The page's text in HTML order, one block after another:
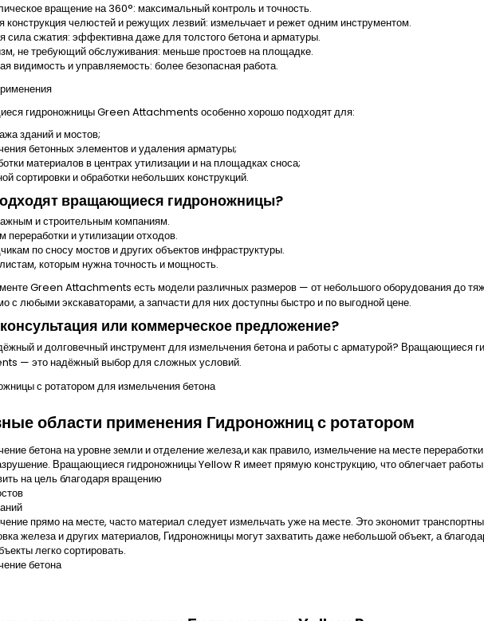
вращение на 360°: максимальный контроль и точность.
конструкция челюстей и режущих лезвий: измельчает и режет одним инструментом.
сила сжатия: эффективна даже для толстого бетона и арматуры.
не требующий обслуживания: меньше простоев на площадке.
видимость и управляемость: более безопасная работа.
гидроножницыGreen Attachments особенно хорошо подходят для:
зданий и мостов;
бетонных элементов и удаления арматуры;
материалов в центрах утилизации и на площадках сноса;
сортировки и обработки небольших конструкций.
вращающиеся гидроножницы?
и строительным компаниям.
переработки и утилизации отходов.
по сносу мостов и других объектов инфраструктуры.
которым нужна точность и мощность.
Green Attachments есть модели различных размеров — от небольшого оборудования до
с любыми экскаваторами, а запчасти для них доступны быстро и по выгодной цене.
или коммерческое предложение?
и долговечный инструмент для измельчения бетона и работы с арматурой? Вращающиеся
— это надёжный выбор для сложных условий.
области применения Гидроножниц с ротатором
бетона на уровне земли и отделение железа,и как правило, измельчение на месте переработки
Вращающиеся гидроножницы Yellow R имеет прямую конструкцию, что облегчает работы
на цель благодаря вращению
прямо на месте, часто материал следует измельчать уже на месте. Это экономит
железа и других материалов, Гидроножницы могут захватить даже небольшой объект, а
легко сортировать.
бетона